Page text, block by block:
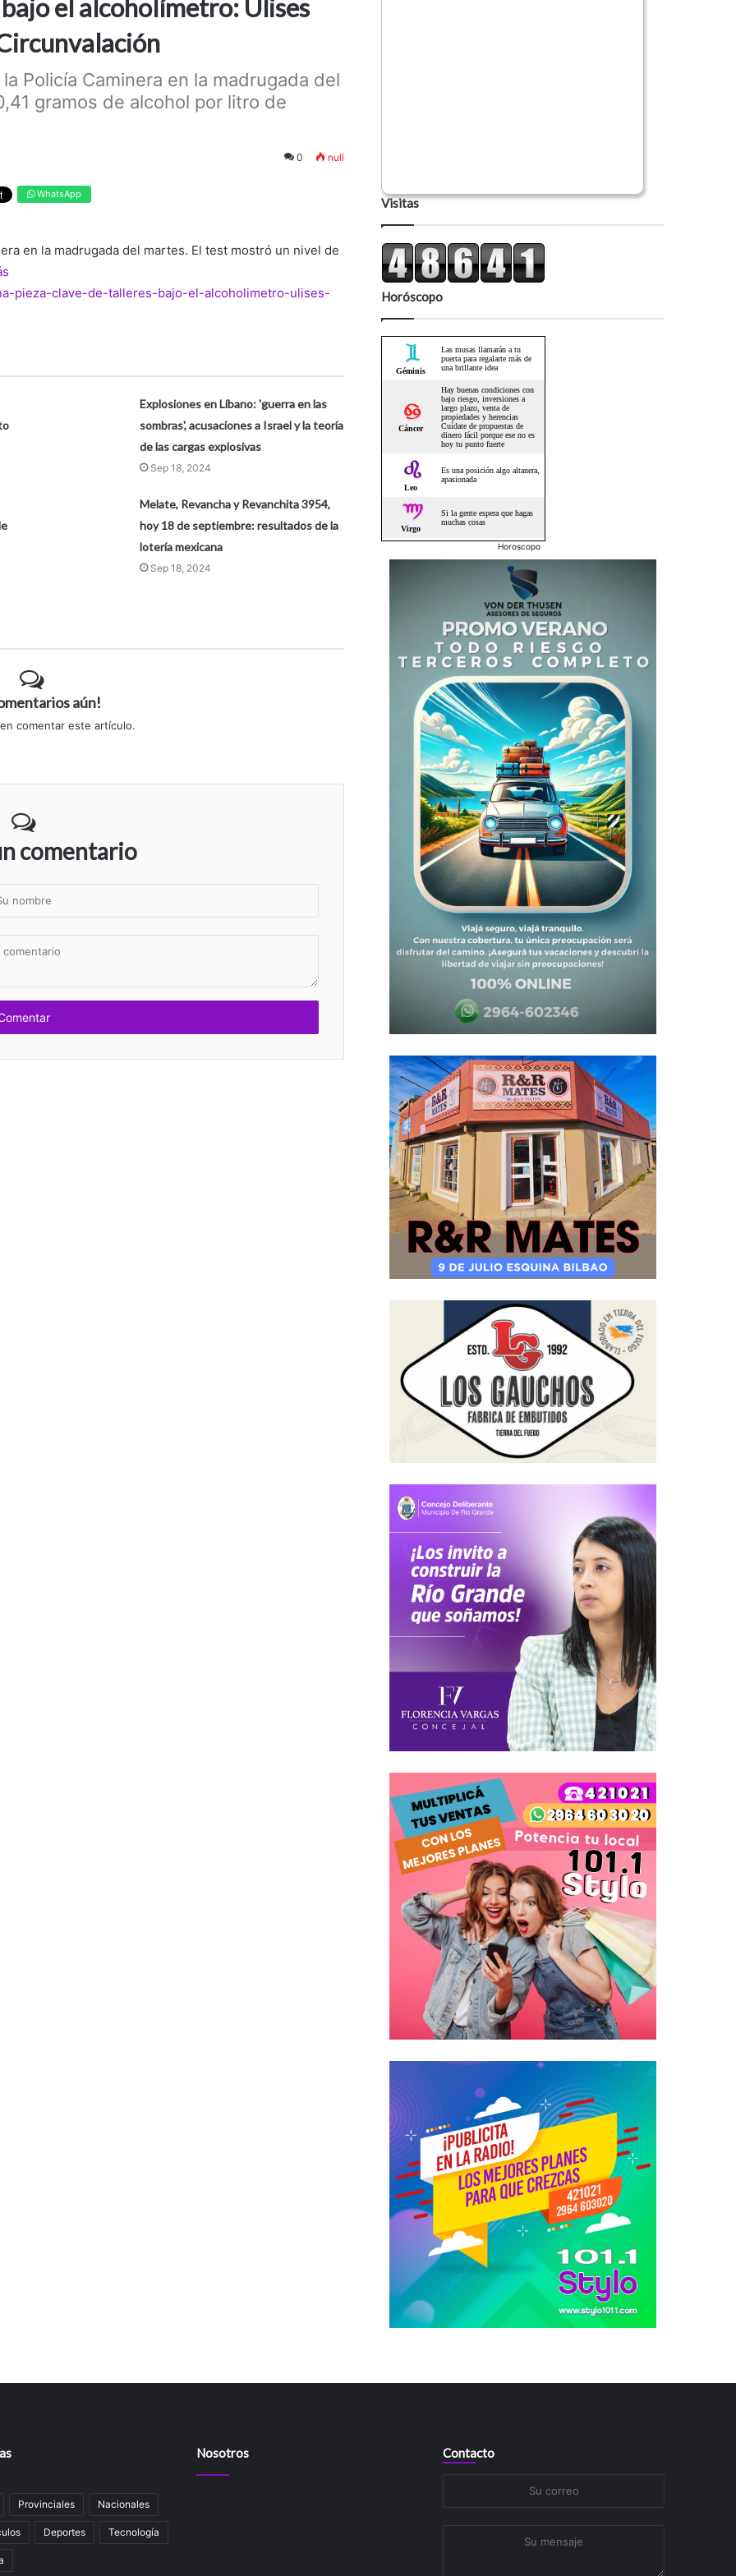
el alcoholímetro: Ulises
Policía Caminera en la madrugada del
gramos de alcohol por litro de
0 null
WhatsApp
en la madrugada del martes. El test mostró un nivel de
pieza-clave-de-talleres-bajo-el-alcoholimetro-ulises-
Explosiones en Líbano: 'guerra en las
sombras', acusaciones a Israel y la teoría
de las cargas explosivas
Sep 18, 2024
Melate, Revancha y Revanchita 3954,
hoy 18 de septiembre: resultados de la
lotería mexicana
Sep 18, 2024
aún!
comentar este artículo.
comentario
Visitas
Horóscopo
Horoscopo
Provinciales Nacionales
Deportes Tecnología
Nosotros Contacto